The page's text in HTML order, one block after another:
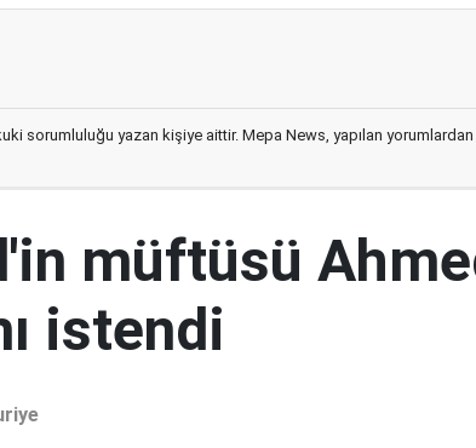
sorumluluğu yazan kişiye aittir. Mepa News, yapılan
müftüsü
istendi